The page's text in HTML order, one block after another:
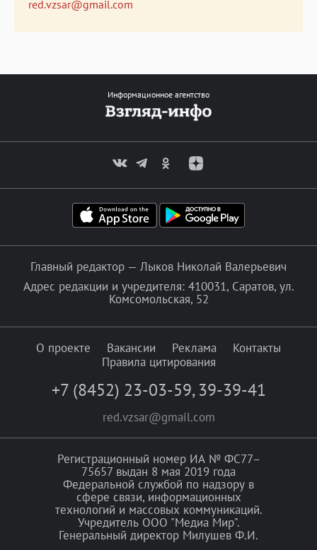
red.vzsar@gmail.com
Информационное агентство
Главный редактор — Лыков Николай Валерьевич
Адрес редакции и учредителя: 410031, Саратов, ул.
Комсомольская, 52
О проекте Вакансии Реклама
Контакты
Правила цитирования
+7 (8452) 23-03-59, 39-39-41
red.vzsar@gmail.com
Регистрационный номер ИА № ФС77–
75657 выдан 8 мая 2019 года
Федеральной службой по надзору в
сфере связи, информационных
технологий и массовых коммуникаций.
Учредитель ООО "Медиа Мир".
Генеральный директор Милушев Ф.И.